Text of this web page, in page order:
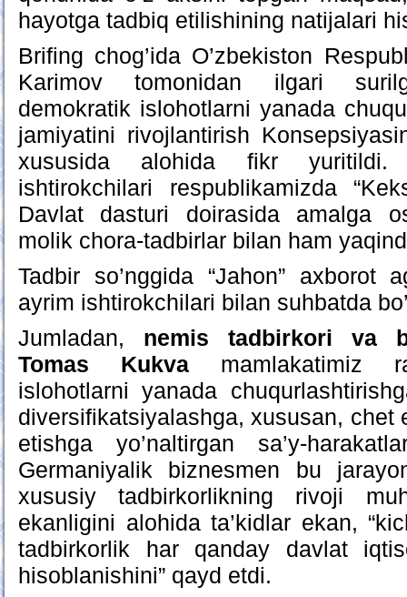
hayotga tadbiq etilishining natijalari
Brifing chog’ida O’zbekiston
Karimov tomonidan ilgari
demokratik islohotlarni yanada
jamiyatini rivojlantirish
xususida alohida fikr yuritildi.
ishtirokchilari respublikamizda
Davlat dasturi doirasida amalga
molik chora-tadbirlar bilan ham
Tadbir so’nggida “Jahon” axborot
ayrim ishtirokchilari bilan suhbatda
Jumladan, nemis tadbirkori va
Tomas Kukva mamlakatimiz
islohotlarni yanada
diversifikatsiyalashga, xususan, chet
etishga yo’naltirgan sa’y-
Germaniyalik biznesmen bu
xususiy tadbirkorlikning rivoji
ekanligini alohida ta’kidlar ekan,
tadbirkorlik har qanday davlat
hisoblanishini” qayd etdi.